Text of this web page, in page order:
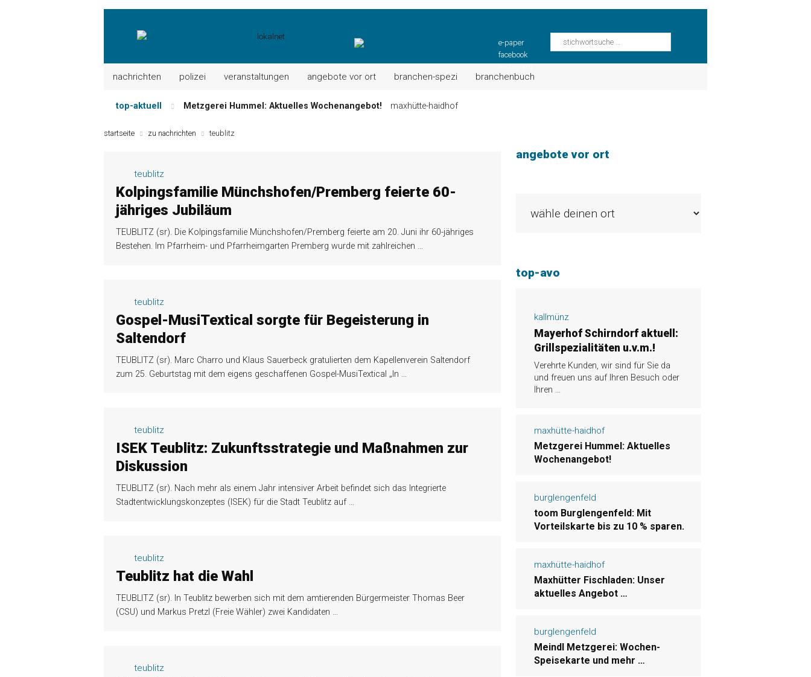
e-paper
facebook
nachrichten polizei veranstaltungen angebote vor ort branchen-spezi branchenbuch
top-aktuell Metzgerei Hummel: Aktuelles Wochenangebot!
maxhütte-haidhof
Nutzen Sie aktuelle Angebote Ihrer Region! angebote vor ort | anzeige
startseite zu nachrichten teublitz
teublitz
Kolpingsfamilie Münchshofen/Premberg feierte 60-
jähriges Jubiläum
TEUBLITZ (sr). Die Kolpingsfamilie Münchshofen/Premberg feierte am 20. Juni ihr 60-jähriges
Bestehen. Im Pfarrheim- und Pfarrheimgarten Premberg wurde mit zahlreichen …
teublitz
Gospel-MusiTextical sorgte für Begeisterung in
Saltendorf
TEUBLITZ (sr). Marc Charro und Klaus Sauerbeck gratulierten dem Kapellenverein Saltendorf
zum 25. Geburtstag mit dem eigens geschaffenen Gospel-MusiTextical „In …
teublitz
ISEK Teublitz: Zukunftsstrategie und Maßnahmen zur
Diskussion
TEUBLITZ (sr). Nach mehr als einem Jahr intensiver Arbeit befindet sich das Integrierte
Stadtentwicklungskonzeptes (ISEK) für die Stadt Teublitz auf …
teublitz
Teublitz hat die Wahl
TEUBLITZ (sr). In Teublitz bewerben sich mit dem amtierenden Bürgermeister Thomas Beer
(CSU) und Markus Pretzl (Freie Wähler) zwei Kandidaten …
teublitz
angebote vor ort
top-avo
kallmünz
Mayerhof Schirndorf aktuell:
Grillspezialitäten u.v.m.!
Verehrte Kunden, wir sind für Sie da
und freuen uns auf Ihren Besuch oder
Ihren ...
maxhütte-haidhof
Metzgerei Hummel: Aktuelles
Wochenangebot!
burglengenfeld
toom Burglengenfeld: Mit
Vorteilskarte bis zu 10 % sparen.
maxhütte-haidhof
Maxhütter Fischladen: Unser
aktuelles Angebot …
burglengenfeld
Meindl Metzgerei: Wochen-
Speisekarte und mehr …